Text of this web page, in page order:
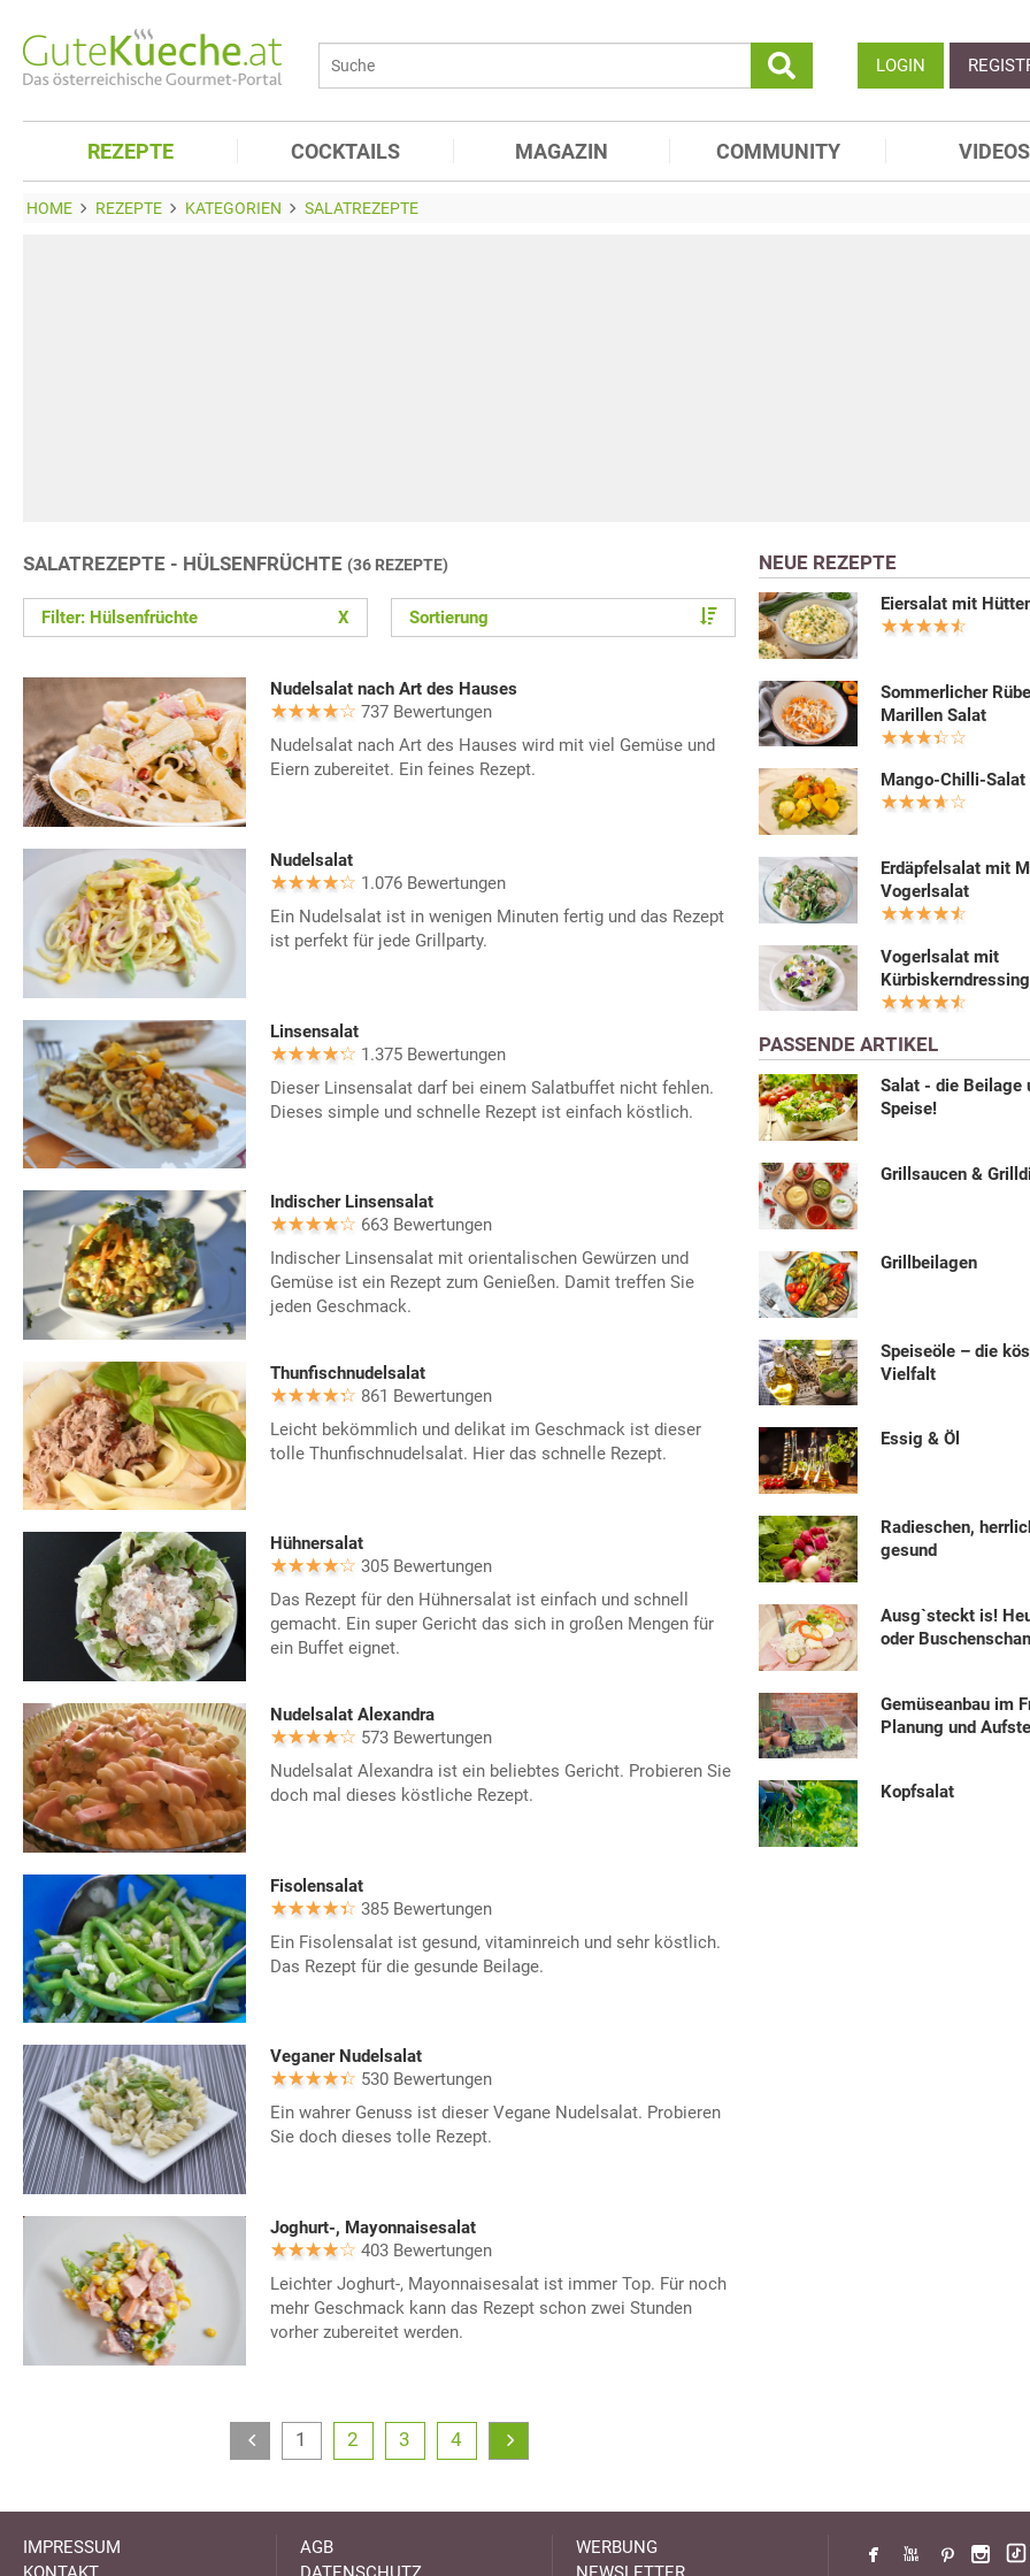
LOGIN
REZEPTE COCKTAILS MAGAZIN COMMUNITY VIDEOS
HOME REZEPTE KATEGORIEN SALATREZEPTE
SALATREZEPTE - HÜLSENFRÜCHTE (36 REZEPTE)
Filter: Hülsenfrüchte X Sortierung
Nudelsalat nach Art des Hauses
737 Bewertungen
Nudelsalat nach Art des Hauses wird mit viel Gemüse und
Eiern zubereitet. Ein feines Rezept.
Nudelsalat
1.076 Bewertungen
Ein Nudelsalat ist in wenigen Minuten fertig und das Rezept
ist perfekt für jede Grillparty.
Linsensalat
1.375 Bewertungen
Dieser Linsensalat darf bei einem Salatbuffet nicht fehlen.
Dieses simple und schnelle Rezept ist einfach köstlich.
Indischer Linsensalat
663 Bewertungen
Indischer Linsensalat mit orientalischen Gewürzen und
Gemüse ist ein Rezept zum Genießen. Damit treffen Sie
jeden Geschmack.
Thunfischnudelsalat
861 Bewertungen
Leicht bekömmlich und delikat im Geschmack ist dieser
tolle Thunfischnudelsalat. Hier das schnelle Rezept.
Hühnersalat
305 Bewertungen
Das Rezept für den Hühnersalat ist einfach und schnell
gemacht. Ein super Gericht das sich in großen Mengen für
ein Buffet eignet.
Nudelsalat Alexandra
573 Bewertungen
Nudelsalat Alexandra ist ein beliebtes Gericht. Probieren Sie
doch mal dieses köstliche Rezept.
Fisolensalat
385 Bewertungen
Ein Fisolensalat ist gesund, vitaminreich und sehr köstlich.
Das Rezept für die gesunde Beilage.
Veganer Nudelsalat
530 Bewertungen
Ein wahrer Genuss ist dieser Vegane Nudelsalat. Probieren
Sie doch dieses tolle Rezept.
Joghurt-, Mayonnaisesalat
403 Bewertungen
Leichter Joghurt-, Mayonnaisesalat ist immer Top. Für noch
mehr Geschmack kann das Rezept schon zwei Stunden
vorher zubereitet werden.
1 2 3 4
NEUE REZEPTE
Eiersalat mit
Sommerlicher
Marillen Salat
Mango-Chilli-Salat
Erdäpfelsalat mit
Vogerlsalat
Vogerlsalat mit
Kürbiskerndressing
PASSENDE ARTIKEL
Salat - die Beilage
Speise!
Grillsaucen &
Grillbeilagen
Speiseöle – die
Vielfalt
Essig & Öl
Radieschen,
gesund
Ausg`steckt is!
oder
Gemüseanbau im
Planung und
Kopfsalat
IMPRESSUM
AGB
WERBUNG